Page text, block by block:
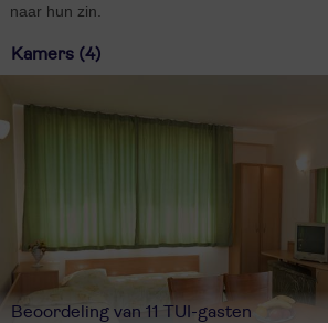
naar hun zin.
Kamers (4)
Beoordeling van 11 TUI-gasten